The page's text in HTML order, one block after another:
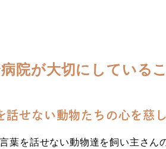
院が大切にしている
話せない動物たちの心を慈
葉を話せない動物達を飼い主さん